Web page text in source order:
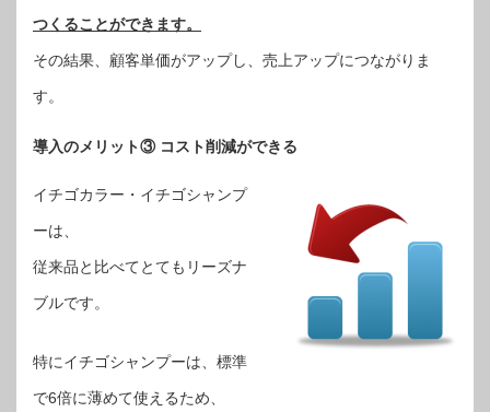
つくることができます。
その結果、顧客単価がアップし、売上アップにつながりま
す。
導入のメリット③ コスト削減ができる
イチゴカラー・イチゴシャンプ
ーは、
従来品と比べてとてもリーズナ
ブルです。
特にイチゴシャンプーは、標準
で6倍に薄めて使えるため、